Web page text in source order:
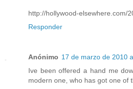
http://hollywood-elsewhere.com/
Responder
Anónimo 17 de marzo de 2010
Ive been offered a hand me
modern one, who has got one of